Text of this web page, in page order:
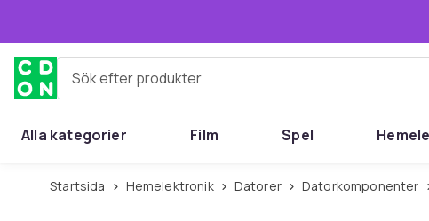
Sök efter produkter
Alla kategorier Film Spel
Startsida Hemelektronik Datorer Datorkomponenter